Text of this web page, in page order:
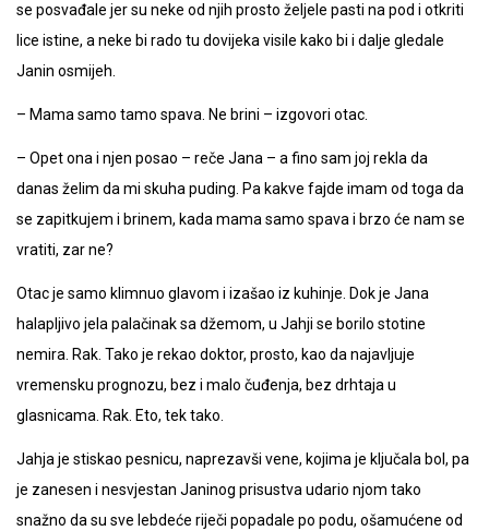
se posvađale jer su neke od njih prosto željele pasti na pod i otkriti
lice istine, a neke bi rado tu dovijeka visile kako bi i dalje gledale
Janin osmijeh.
– Mama samo tamo spava. Ne brini – izgovori otac.
– Opet ona i njen posao – reče Jana – a fino sam joj rekla da
danas želim da mi skuha puding. Pa kakve fajde imam od toga da
se zapitkujem i brinem, kada mama samo spava i brzo će nam se
vratiti, zar ne?
Otac je samo klimnuo glavom i izašao iz kuhinje. Dok je Jana
halapljivo jela palačinak sa džemom, u Jahji se borilo stotine
nemira. Rak. Tako je rekao doktor, prosto, kao da najavljuje
vremensku prognozu, bez i malo čuđenja, bez drhtaja u
glasnicama. Rak. Eto, tek tako.
Jahja je stiskao pesnicu, naprezavši vene, kojima je ključala bol, pa
je zanesen i nesvjestan Janinog prisustva udario njom tako
snažno da su sve lebdeće riječi popadale po podu, ošamućene od